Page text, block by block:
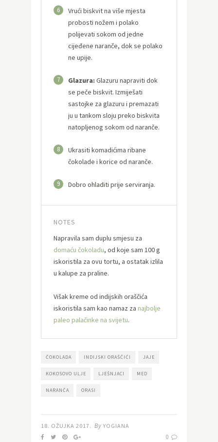
6
Vrući biskvit na više mjesta
probosti nožem i polako
polijevati sokom od jedne
cijeđene naranče, dok se polako
ne upije.
7 Glazura: Glazuru napraviti dok
se peče biskvit. Izmiješati
sastojke za glazuru i premazati
ju u tankom sloju preko biskvita
natopljenog sokom od naranče.
8
Ukrasiti komadićima ribane
čokolade i korice od naranče.
9 Dobro ohladiti prije serviranja.
NOTES
Napravila sam duplu smjesu za
domaću čokoladu, od koje sam 100 g
iskoristila za ovu tortu, a ostatak izlila
u kalupe za praline.
Višak kreme od indijskih oraščića
iskoristila sam kao namaz za najbolje
paleo palačinke na svijetu.
ČOKOLADA INDIJSKI ORAŠČIĆI JAJE
KOKOSOVO ULJE LJEŠNJACI MED
NARANČA ORASI
18. OŽUJKA 2017. By YOGIANA
0